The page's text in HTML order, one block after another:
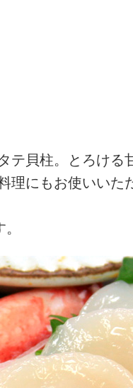
テ貝柱。とろける
理にもお使いいた